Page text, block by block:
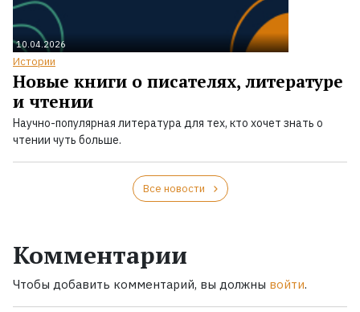
10.04.2026
Истории
Новые книги о писателях, литературе
и чтении
Научно-популярная литература для тех, кто хочет знать о
чтении чуть больше.
Все новости
Комментарии
Чтобы добавить комментарий, вы должны войти.